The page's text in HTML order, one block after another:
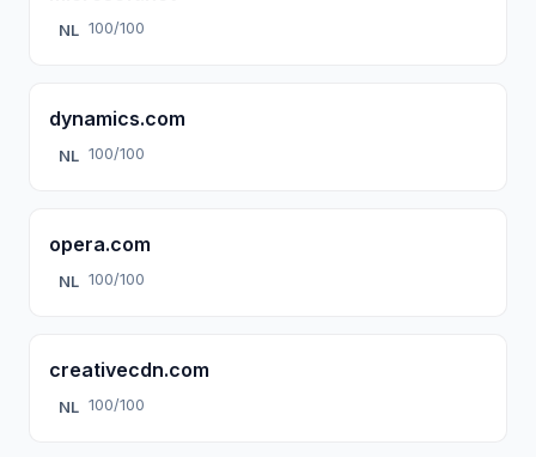
NL 100/100
dynamics.com
NL 100/100
opera.com
NL 100/100
creativecdn.com
NL 100/100